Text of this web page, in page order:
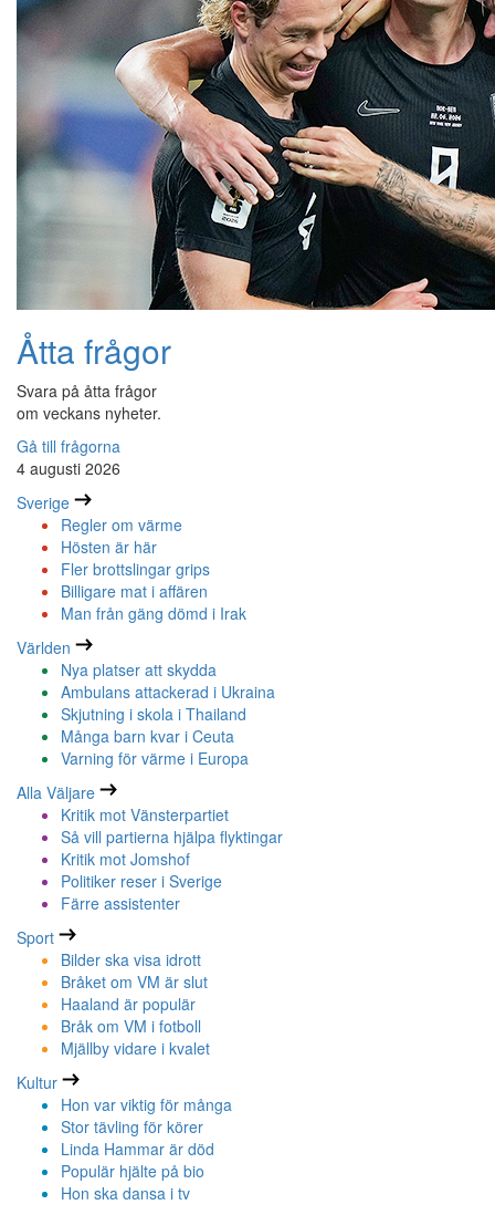
Åtta frågor
Svara på åtta frågor
om veckans nyheter.
Gå till frågorna
4 augusti 2026
Sverige
Regler om värme
Hösten är här
Fler brottslingar grips
Billigare mat i affären
Man från gäng dömd i Irak
Världen
Nya platser att skydda
Ambulans attackerad i Ukraina
Skjutning i skola i Thailand
Många barn kvar i Ceuta
Varning för värme i Europa
Alla Väljare
Kritik mot Vänsterpartiet
Så vill partierna hjälpa flyktingar
Kritik mot Jomshof
Politiker reser i Sverige
Färre assistenter
Sport
Bilder ska visa idrott
Bråket om VM är slut
Haaland är populär
Bråk om VM i fotboll
Mjällby vidare i kvalet
Kultur
Hon var viktig för många
Stor tävling för körer
Linda Hammar är död
Populär hjälte på bio
Hon ska dansa i tv